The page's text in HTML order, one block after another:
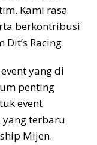
Kami rasa
berkontribusi
Racing.
yang di
penting
event
yang terbaru
Mijen.